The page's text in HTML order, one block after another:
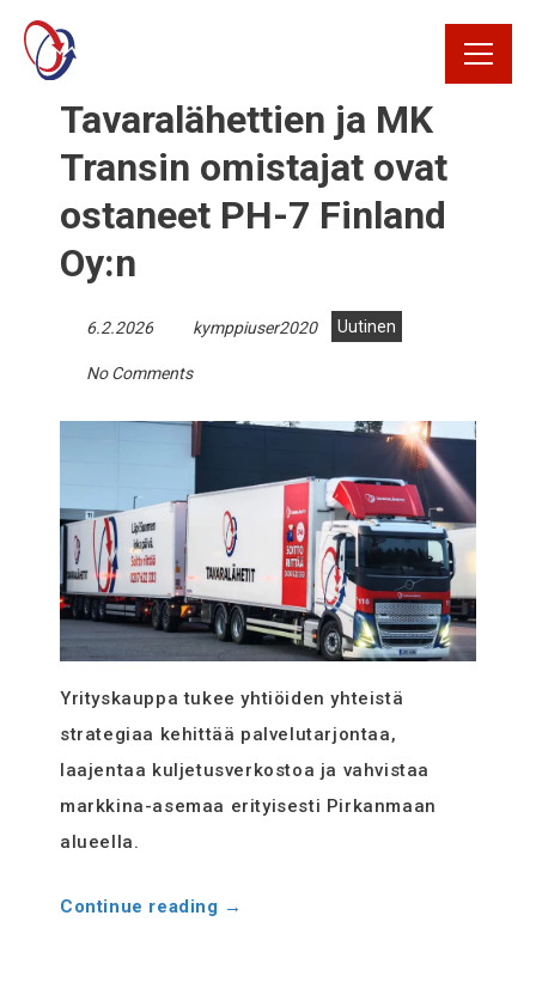
Rahtikirja
Yhteystiedot
Avaa Oiva raportti
Kirjaudu
tilausportaaliin
Evästekäytäntö
(EU)
Tavaralähettien ja MK
Transin omistajat ovat
ostaneet PH-7 Finland
Oy:n
6.2.2026 kymppiuser2020 Uutinen
No Comments
Yrityskauppa tukee yhtiöiden yhteistä
strategiaa kehittää palvelutarjontaa,
laajentaa kuljetusverkostoa ja vahvistaa
markkina-asemaa erityisesti Pirkanmaan
alueella.
Continue reading →